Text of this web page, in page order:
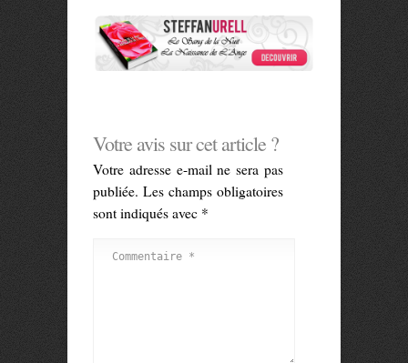
Votre avis sur cet article ?
Votre adresse e-mail ne sera pas
publiée. Les champs obligatoires
sont indiqués avec *